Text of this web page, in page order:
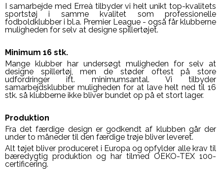
I samarbejde med Erreà tilbyder vi helt unikt top-kvalitets
sportstøj i samme kvalitet som professionelle
fodboldklubber i bl.a. Premier League - også får klubberne
muligheden for selv at designe spillertøjet.
Minimum 16 stk.
Mange klubber har undersøgt muligheden for selv at
designe spillertøj, men de støder oftest på store
udfordringer ift. minimumsantal. Vi tilbyder
samarbejdsklubber muligheden for at lave helt ned til 16
stk. så klubberne ikke bliver bundet op på et stort lager.
Produktion
Fra det færdige design er godkendt af klubben går der
under to måneder til den færdige trøje bliver leveret.
Alt tøjet bliver produceret i Europa og opfylder alle krav til
bæredygtig produktion og har tilmed OEKO-TEX 100-
certificering.